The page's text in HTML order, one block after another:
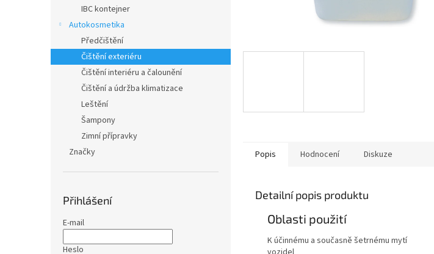
IBC kontejner
Autokosmetika
Předčištění
Čištění exteriéru
Čištění interiéru a čalounění
Čištění a údržba klimatizace
Leštění
Šampony
Zimní přípravky
Značky
Přihlášení
E-mail
Heslo
Popis Hodnocení Diskuze
Detailní popis produktu
Oblasti použití
K účinnému a současně šetrnému mytí